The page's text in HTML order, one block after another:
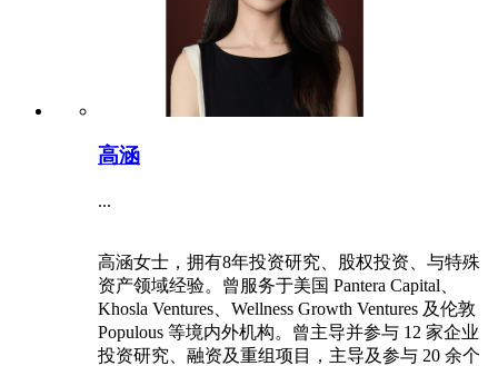
高涵
...
高涵女士，拥有8年投资研究、股权投资、与特殊
资产领域经验。曾服务于美国 Pantera Capital、
Khosla Ventures、Wellness Growth Ventures 及伦敦
Populous 等境内外机构。曾主导并参与 12 家企业
投资研究、融资及重组项目，主导及参与 20 余个